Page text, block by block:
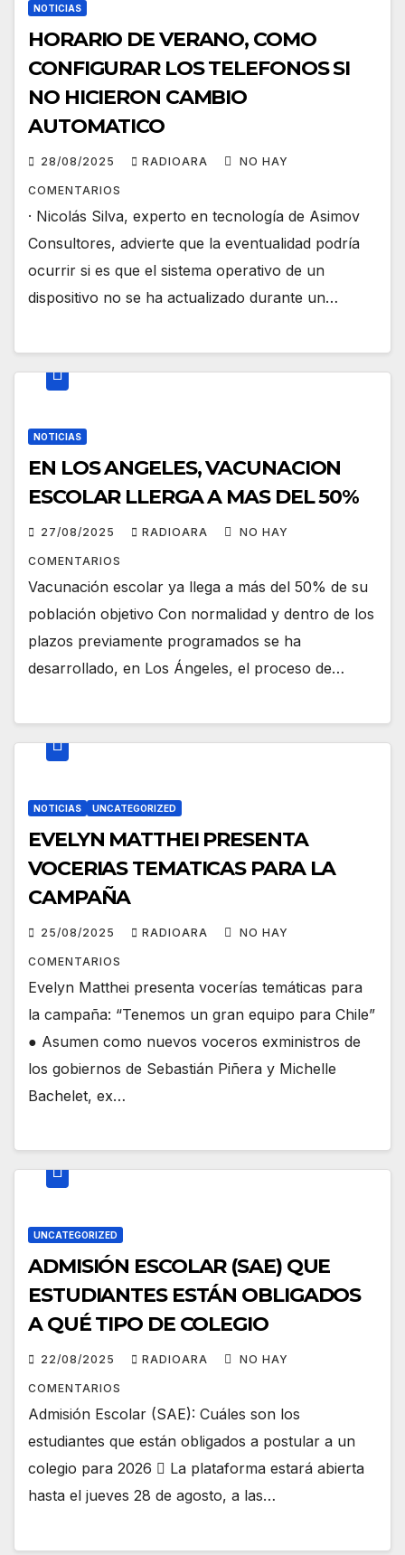
NOTICIAS
HORARIO DE VERANO, COMO
CONFIGURAR LOS TELEFONOS SI
NO HICIERON CAMBIO
AUTOMATICO
28/08/2025 RADIOARA NO HAY
COMENTARIOS
· Nicolás Silva, experto en tecnología de Asimov
Consultores, advierte que la eventualidad podría
ocurrir si es que el sistema operativo de un
dispositivo no se ha actualizado durante un…
NOTICIAS
EN LOS ANGELES, VACUNACION
ESCOLAR LLERGA A MAS DEL 50%
27/08/2025 RADIOARA NO HAY
COMENTARIOS
Vacunación escolar ya llega a más del 50% de su
población objetivo Con normalidad y dentro de los
plazos previamente programados se ha
desarrollado, en Los Ángeles, el proceso de…
NOTICIAS UNCATEGORIZED
EVELYN MATTHEI PRESENTA
VOCERIAS TEMATICAS PARA LA
CAMPAÑA
25/08/2025 RADIOARA NO HAY
COMENTARIOS
Evelyn Matthei presenta vocerías temáticas para
la campaña: “Tenemos un gran equipo para Chile”
● Asumen como nuevos voceros exministros de
los gobiernos de Sebastián Piñera y Michelle
Bachelet, ex…
UNCATEGORIZED
ADMISIÓN ESCOLAR (SAE) QUE
ESTUDIANTES ESTÁN OBLIGADOS
A QUÉ TIPO DE COLEGIO
22/08/2025 RADIOARA NO HAY
COMENTARIOS
Admisión Escolar (SAE): Cuáles son los
estudiantes que están obligados a postular a un
colegio para 2026  La plataforma estará abierta
hasta el jueves 28 de agosto, a las…